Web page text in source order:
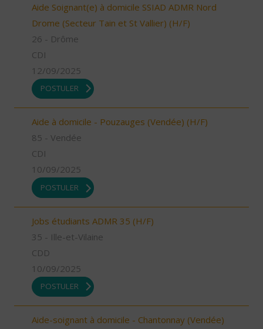
Aide Soignant(e) à domicile SSIAD ADMR Nord
Drome (Secteur Tain et St Vallier) (H/F)
26 - Drôme
CDI
12/09/2025
POSTULER
Aide à domicile - Pouzauges (Vendée) (H/F)
85 - Vendée
CDI
10/09/2025
POSTULER
Jobs étudiants ADMR 35 (H/F)
35 - Ille-et-Vilaine
CDD
10/09/2025
POSTULER
Aide-soignant à domicile - Chantonnay (Vendée)